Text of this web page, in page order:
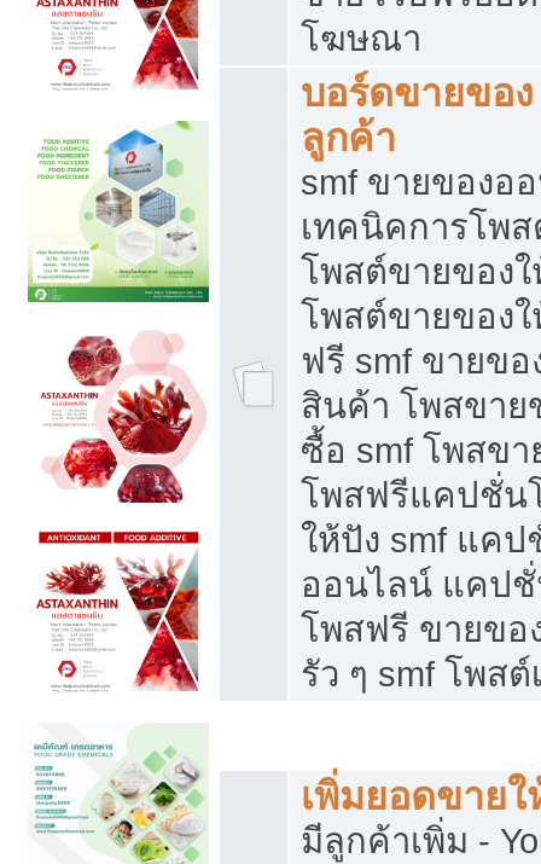
โฆษณา
บอร์ดขายของ
ลูกค้า
smf ขายของอ
เทคนิคการโพ
โพสต์ขายของ
โพสต์ขายของ
ฟรี smf ขายข
สินค้า โพสขาย
ซื้อ smf โพสข
โพสฟรีแคปชั่น
ให้ปัง smf แค
ออนไลน์ แคป
โพสฟรี ขายขอ
รัว ๆ smf โพส
เพิ่มยอดขายใ
มีลูกค้าเพิ่ม -